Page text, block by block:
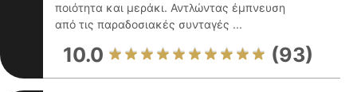
ποιότητα και μεράκι. Αντλώντας έμπνευση
από τις παραδοσιακές συνταγές ...
10.0 (93)